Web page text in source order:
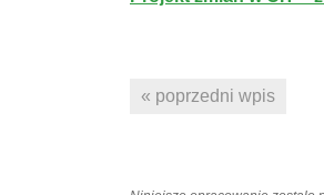
« poprzedni wpis